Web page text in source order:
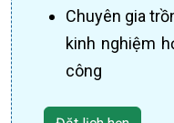
Chuyên gia
kinh nghiệm
công